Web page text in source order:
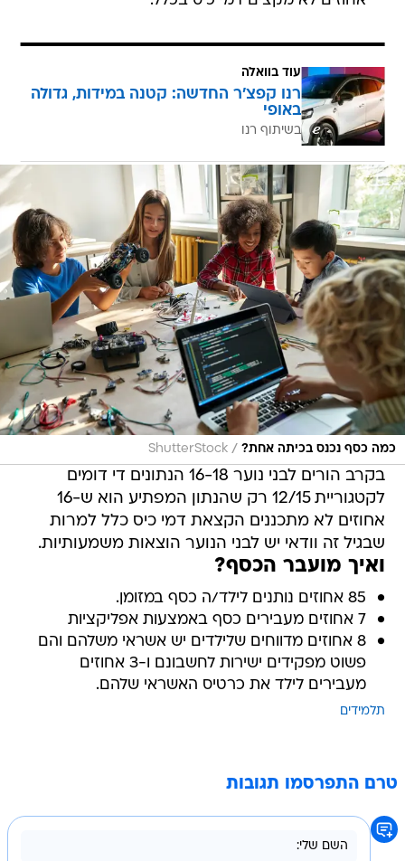
עוד בוואלה
רנו קפצ'ר החדשה: קטנה במידות, גדולה
באופי
בשיתוף רנו
כמה כסף נכנס בכיתה אחת? /
ShutterStock
בקרב הורים לבני נוער 16-18 הנתונים די דומים
לקטגוריית 12/15 רק שהנתון המפתיע הוא ש-16
אחוזים לא מתכננים הקצאת דמי כיס כלל למרות
שבגיל זה וודאי יש לבני הנוער הוצאות משמעותיות.
ואיך מועבר הכסף?
85 אחוזים נותנים לילד/ה כסף במזומן.
7 אחוזים מעבירים כסף באמצעות אפליקציות
8 אחוזים מדווחים שלילדים יש אשראי משלהם והם
פשוט מפקידים ישירות לחשבונם ו-3 אחוזים
מעבירים לילד את כרטיס האשראי שלהם.
תלמידים
טרם התפרסמו תגובות